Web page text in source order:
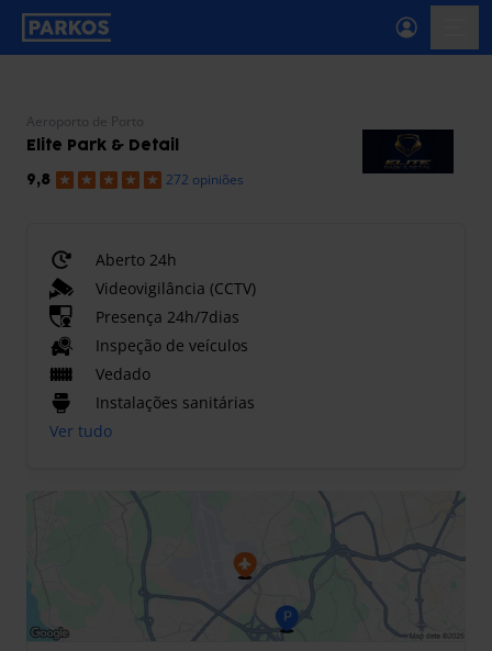
etiqueta-de-navegação-principal
Aeroporto de Porto
Elite Park & Detail
9,8 272 opiniões
Aberto 24h
Videovigilância (CCTV)
Presença 24h/7dias
Inspeção de veículos
Vedado
Instalações sanitárias
Ver tudo